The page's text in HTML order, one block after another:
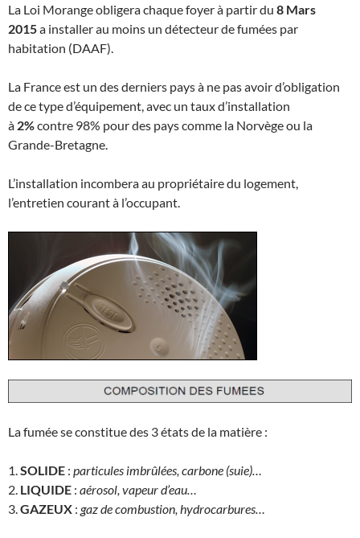
La Loi Morange obligera chaque foyer à partir du 8 Mars
2015a installer au moins un détecteur de fumées par
habitation (DAAF).
La France est un des derniers pays à ne pas avoir d’obligation
de ce type d’équipement, avec un taux d’installation
à 2%contre 98% pour des pays comme la Norvège ou la
Grande-Bretagne.
L’installation incombera au propriétaire du logement,
l’entretien courant à l’occupant.
La fumée se constitue des 3 états de la matière :
1.SOLIDE : particules imbrûlées, carbone (suie)…
2. LIQUIDE : aérosol, vapeur d’eau…
3.GAZEUX : gaz de combustion, hydrocarbures…